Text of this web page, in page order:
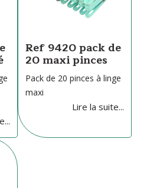
Ref 9420 pack de
20 maxi pinces
Pack de 20 pinces à linge
maxi
Lire la suite...